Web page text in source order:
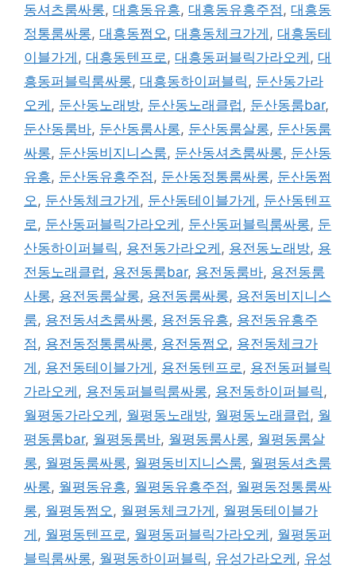
동셔츠룸싸롱, 대흥동유흥, 대흥동유흥주점 , 대흥동
정통룸싸롱, 대흥동쩜오 , 대흥동체크가게 , 대흥동테
이블가게 , 대흥동텐프로 , 대흥동퍼블릭가라오케 , 대
흥동퍼블릭룸싸롱, 대흥동하이퍼블릭 , 둔산동가라
오케 , 둔산동노래방, 둔산동노래클럽 , 둔산동룸bar,
둔산동룸바, 둔산동룸사롱, 둔산동룸살롱, 둔산동룸
싸롱, 둔산동비지니스룸, 둔산동셔츠룸싸롱, 둔산동
유흥, 둔산동유흥주점 , 둔산동정통룸싸롱, 둔산동쩜
오 , 둔산동체크가게 , 둔산동테이블가게 , 둔산동텐프
로 , 둔산동퍼블릭가라오케 , 둔산동퍼블릭룸싸롱, 둔
산동하이퍼블릭 , 용전동가라오케 , 용전동노래방, 용
전동노래클럽 , 용전동룸bar, 용전동룸바, 용전동룸
사롱, 용전동룸살롱, 용전동룸싸롱, 용전동비지니스
룸, 용전동셔츠룸싸롱, 용전동유흥, 용전동유흥주
점 , 용전동정통룸싸롱, 용전동쩜오 , 용전동체크가
게 , 용전동테이블가게 , 용전동텐프로 , 용전동퍼블릭
가라오케 , 용전동퍼블릭룸싸롱, 용전동하이퍼블릭 ,
월평동가라오케 , 월평동노래방, 월평동노래클럽 , 월
평동룸bar, 월평동룸바, 월평동룸사롱, 월평동룸살
롱, 월평동룸싸롱, 월평동비지니스룸, 월평동셔츠룸
싸롱, 월평동유흥, 월평동유흥주점 , 월평동정통룸싸
롱, 월평동쩜오 , 월평동체크가게 , 월평동테이블가
게 , 월평동텐프로 , 월평동퍼블릭가라오케 , 월평동퍼
블릭룸싸롱, 월평동하이퍼블릭 , 유성가라오케 , 유성